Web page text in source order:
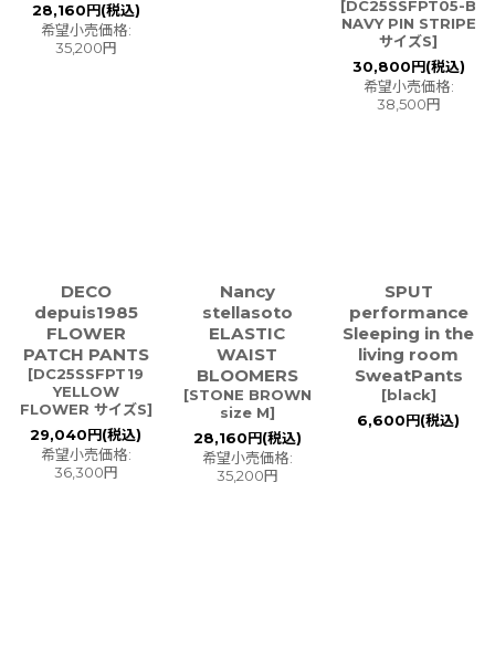
28,160円(税込)
希望小売価格:
35,200円
[DC25SSFPT05-B
NAVY PIN STRIPE
サイズS]
30,800円(税込)
希望小売価格:
38,500円
DECO
depuis1985
FLOWER
PATCH PANTS
[DC25SSFPT19
YELLOW
FLOWER サイズS]
29,040円(税込)
希望小売価格:
36,300円
Nancy
stellasoto
ELASTIC
WAIST
BLOOMERS
[STONE BROWN
size M]
28,160円(税込)
希望小売価格:
35,200円
SPUT
performance
Sleeping in the
living room
SweatPants
[black]
6,600円(税込)